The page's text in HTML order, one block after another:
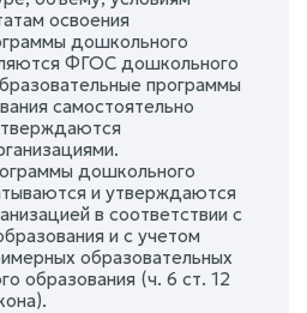
освоения
дошкольного
ФГОС дошкольного
программы
самостоятельно
дошкольного
и утверждаются
в соответствии с
и с учетом
образовательных
образования (ч. 6 ст. 12